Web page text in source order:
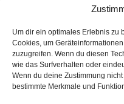
Um dir ein optimales Erlebnis zu
Cookies, um
zuzugreifen. Wenn du diesen
wie das Surfverhalten oder
Wenn du deine Zustimmung
bestimmte Merkmale und
keinen Spam! Er gibt
weiter. Erfahre mehr in
unserer
Datenschutzerklärung